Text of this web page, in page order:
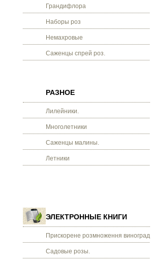
Грандифлора
Наборы роз
Немахровые
Саженцы спрей роз.
РАЗНОЕ
Лилейники.
Многолетники
Саженцы малины.
Летники
ЭЛЕКТРОННЫЕ КНИГИ
Прискорене розмноження винограду.
Садовые розы.